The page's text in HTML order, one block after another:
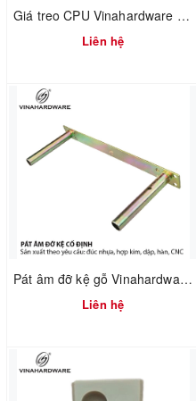
Giá treo CPU Vinahardware mã 4100.1.33001
Liên hệ
Pát âm đỡ kệ gỗ Vinahardware mã 1608.1.00017
Liên hệ